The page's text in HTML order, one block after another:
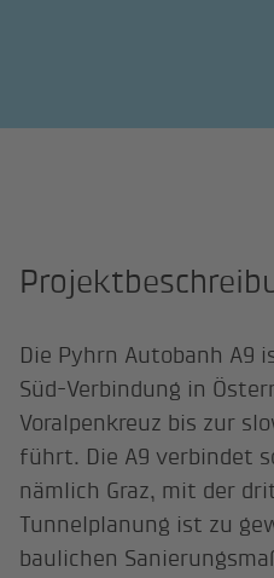
Die Pyhrn Autobanh A9
Süd-Verbindung in
Voralpenkreuz bis zur
führt. Die A9 verbindet
nämlich Graz, mit der
Tunnelplanung ist zu
baulichen